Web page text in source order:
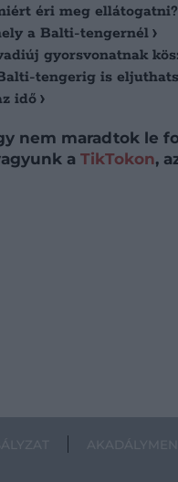
éri meg ellátogatni?
a Balti-tengernél
gyorsvonatnak
tengerig is
idő
nem maradtok le
a TikTokon,